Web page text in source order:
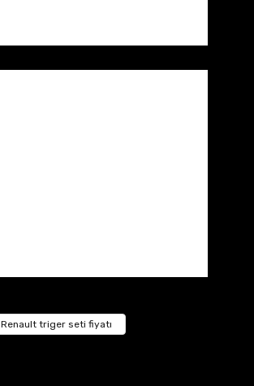
Renault triger seti fiyatı